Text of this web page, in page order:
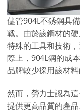
儘管904L不銹鋼具
戰。由於該鋼材的
特殊的工具和技術
際上，904L鋼的成
品牌較少採用該材料
然而，勞力士認為
提供更高品質的產